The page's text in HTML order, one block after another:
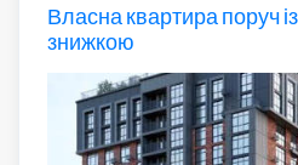
Власна квартира поруч
знижкою